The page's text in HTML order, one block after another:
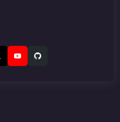
(Twitter)YouTubeGitHub